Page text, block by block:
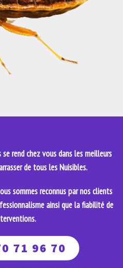
rend chez vous dans les meilleurs
de tous les Nuisibles.
sommes reconnus par nos clients
ainsi que la fiabilité de
71 96 70